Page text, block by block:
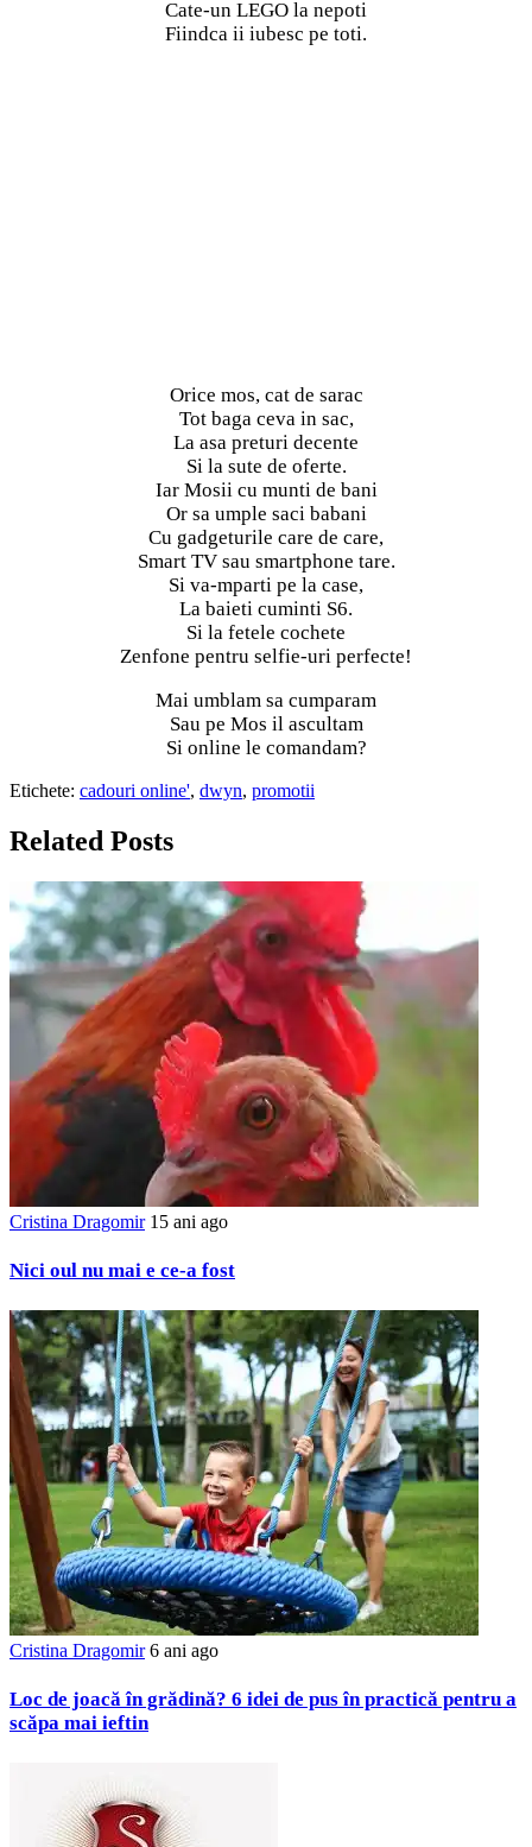
Cate-un LEGO la nepoti
Fiindca ii iubesc pe toti.
Orice mos, cat de sarac
Tot baga ceva in sac,
La asa preturi decente
Si la sute de oferte.
Iar Mosii cu munti de bani
Or sa umple saci babani
Cu gadgeturile care de care,
Smart TV sau smartphone tare.
Si va-mparti pe la case,
La baieti cuminti S6.
Si la fetele cochete
Zenfone pentru selfie-uri perfecte!
Mai umblam sa cumparam
Sau pe Mos il ascultam
Si online le comandam?
Etichete: cadouri online', dwyn, promotii
Related Posts
Cristina Dragomir 15 ani ago
Nici oul nu mai e ce-a fost
Cristina Dragomir 6 ani ago
Loc de joacă în grădină? 6 idei de pus în practică pentru a
scăpa mai ieftin